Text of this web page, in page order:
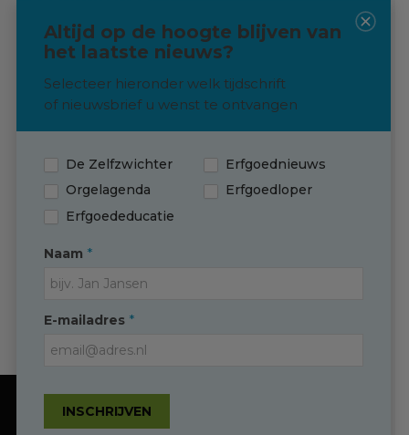
Onze website gebruikt cookies om de
Langskomen? Dat kan!
Neem via de knop hieronder contact
met ons op om een afspraak in te
plannen
Contact
Contact
T (0595) 749 330
Altijd op de hoogte blijven van
het laatste nieuws?
Selecteer hieronder welk tijdschrift
of nieuwsbrief u wenst te ontvangen
De Zelfzwichter
Erfgoednieuws
Orgelagenda
Erfgoedloper
Erfgoededucatie
Naam *
E-mailadres *
INSCHRIJVEN